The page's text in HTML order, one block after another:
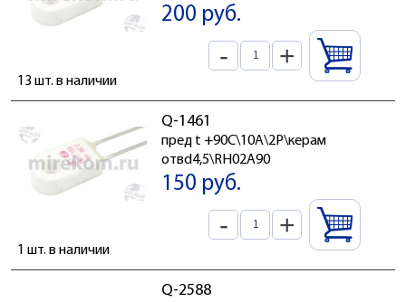
200 руб.
- +
13 шт. в наличии
Q-1461
пред t +90C\10А\2P\керам
отвd4,5\RH02A90
150 руб.
- +
1 шт. в наличии
Q-2588